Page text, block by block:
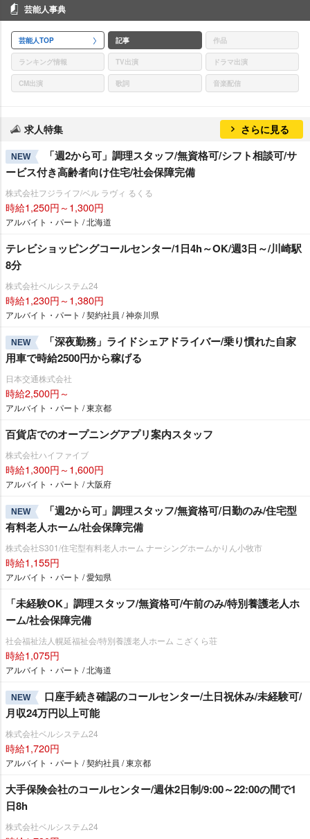
芸能人事典
芸能人TOP 記事 作品
ランキング情報 TV出演 ドラマ出演
CM出演 歌詞 音楽配信
求人特集 さらに見る
NEW
「週2から可」調理スタッフ/無資格可/シフト相談可/サ
ービス付き高齢者向け住宅/社会保障完備
株式会社フジライフ/ベル ラヴィ るくる
時給1,250円～1,300円
アルバイト・パート / 北海道
テレビショッピングコールセンター/1日4h～OK/週3日～/川崎駅
8分
株式会社ベルシステム24
時給1,230円～1,380円
アルバイト・パート / 契約社員 / 神奈川県
NEW
「深夜勤務」ライドシェアドライバー/乗り慣れた自家
用車で時給2500円から稼げる
日本交通株式会社
時給2,500円～
アルバイト・パート / 東京都
百貨店でのオープニングアプリ案内スタッフ
株式会社ハイファイブ
時給1,300円～1,600円
アルバイト・パート / 大阪府
NEW
「週2から可」調理スタッフ/無資格可/日勤のみ/住宅型
有料老人ホーム/社会保障完備
株式会社S301/住宅型有料老人ホーム ナーシングホームかりん小牧市
時給1,155円
アルバイト・パート / 愛知県
「未経験OK」調理スタッフ/無資格可/午前のみ/特別養護老人ホ
ーム/社会保障完備
社会福祉法人幌延福祉会/特別養護老人ホーム こざくら荘
時給1,075円
アルバイト・パート / 北海道
NEW
口座手続き確認のコールセンター/土日祝休み/未経験可/
月収24万円以上可能
株式会社ベルシステム24
時給1,720円
アルバイト・パート / 契約社員 / 東京都
大手保険会社のコールセンター/週休2日制/9:00～22:00の間で1
日8h
株式会社ベルシステム24